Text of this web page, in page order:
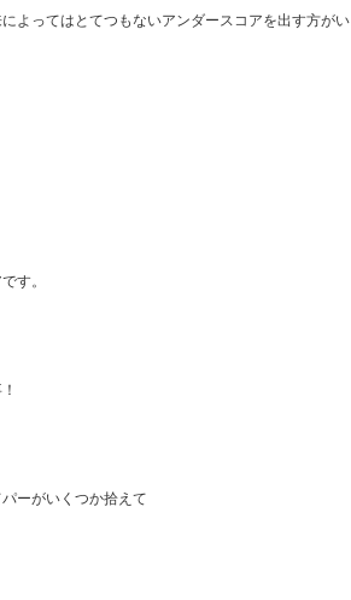
よってはとてつもないアンダースコアを出す方がい
す。
ーがいくつか拾えて